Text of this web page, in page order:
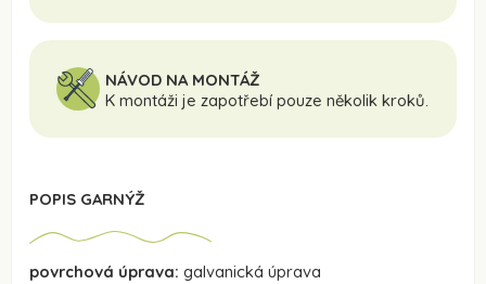
NÁVOD NA MONTÁŽ
K montáži je zapotřebí pouze několik kroků.
POPIS GARNÝŽ
povrchová úprava: galvanická úprava